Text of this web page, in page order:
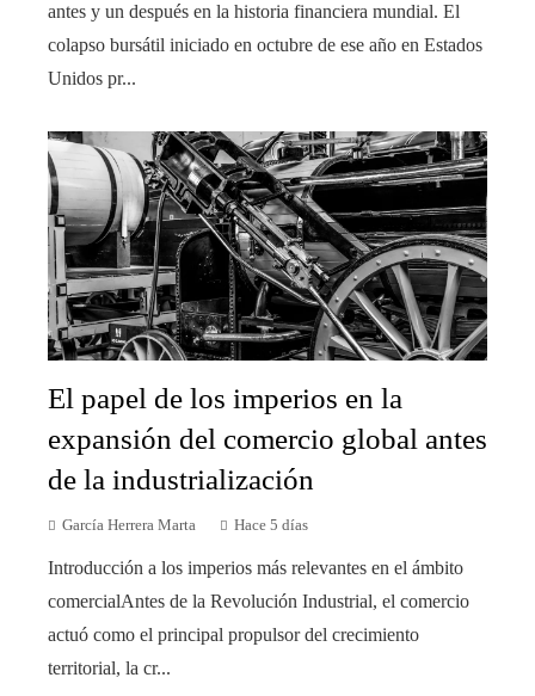
antes y un después en la historia financiera mundial. El
colapso bursátil iniciado en octubre de ese año en Estados
Unidos pr...
El papel de los imperios en la
expansión del comercio global antes
de la industrialización
García Herrera Marta Hace 5 días
Introducción a los imperios más relevantes en el ámbito
comercialAntes de la Revolución Industrial, el comercio
actuó como el principal propulsor del crecimiento
territorial, la cr...